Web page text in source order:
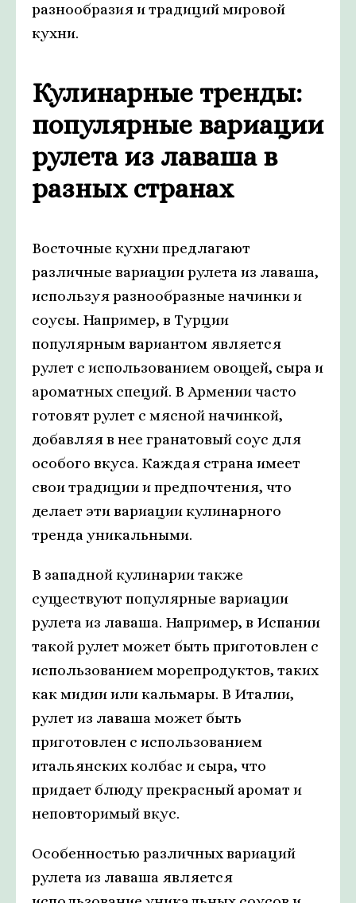
разнообразия и традиций мировой
кухни.
Кулинарные тренды:
популярные вариации
рулета из лаваша в
разных странах
Восточные кухни предлагают
различные вариации рулета из лаваша,
используя разнообразные начинки и
соусы. Например, в Турции
популярным вариантом является
рулет с использованием овощей, сыра и
ароматных специй. В Армении часто
готовят рулет с мясной начинкой,
добавляя в нее гранатовый соус для
особого вкуса. Каждая страна имеет
свои традиции и предпочтения, что
делает эти вариации кулинарного
тренда уникальными.
В западной кулинарии также
существуют популярные вариации
рулета из лаваша. Например, в Испании
такой рулет может быть приготовлен с
использованием морепродуктов, таких
как мидии или кальмары. В Италии,
рулет из лаваша может быть
приготовлен с использованием
итальянских колбас и сыра, что
придает блюду прекрасный аромат и
неповторимый вкус.
Особенностью различных вариаций
рулета из лаваша является